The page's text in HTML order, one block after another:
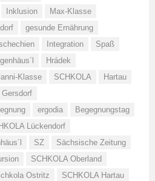
Inklusion
Max-Klasse
gesunde Ernährung
Integration
Spaß
Hrádek
Klasse SCHKOLA
Hartau
Gersdorf
ergodia
Begegnungstag
Lückendorf
SZ
Sächsische Zeitung
SCHKOLA Oberland
Ostritz SCHKOLA Hartau